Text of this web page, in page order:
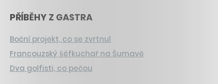
PŘÍBĚHY Z GASTRA
Boční projekt, co se zvrtnul
Francouzský šéfkuchař na Šumavě
Dva golfisti, co pečou